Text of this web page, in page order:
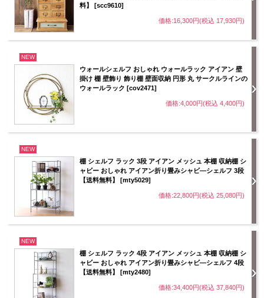
料】 [scc9610]
価格:16,300円(税込 17,930円)
NEW
ウォールシェルフ おしゃれ ウォールラック アイアン 壁
掛け 棚 壁飾り 飾り棚 壁面収納 円形 丸 サークルラインの
ウォールラック [cov2471]
価格:4,000円(税込 4,400円)
NEW
棚 シェルフ ラック 3段 アイアン メッシュ 本棚 収納棚 シ
ャビー おしゃれ アイアン折り畳みシャビ―シェルフ 3段
【送料無料】 [mty5029]
価格:22,800円(税込 25,080円)
NEW
棚 シェルフ ラック 4段 アイアン メッシュ 本棚 収納棚 シ
ャビー おしゃれ アイアン折り畳みシャビ―シェルフ 4段
【送料無料】 [mty2480]
価格:34,400円(税込 37,840円)